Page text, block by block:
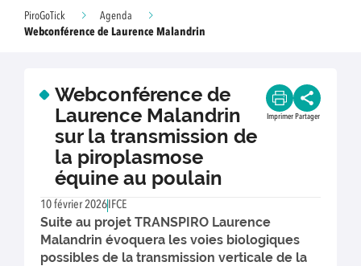
PiroGoTick
Agenda
Webconférence de Laurence Malandrin
Webconférence de
Laurence Malandrin
sur la transmission de
la piroplasmose
équine au poulain
Imprimer Partager
10 février 2026IFCE
Suite au projet TRANSPIRO Laurence
Malandrin évoquera les voies biologiques
possibles de la transmission verticale de la